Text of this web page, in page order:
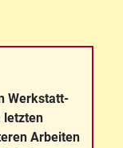
Werkstatt-
letzten
Arbeiten